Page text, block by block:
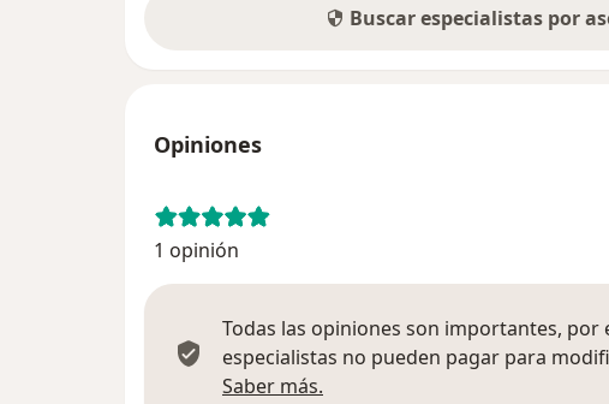
Buscar especialistas por
Opiniones
1 opinión
Todas las opiniones son importantes, por
especialistas no pueden pagar para
Saber más.